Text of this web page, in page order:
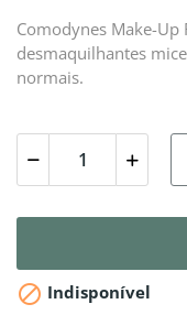
Comodynes Make-
desmaquilhantes
normais.
 Indisponível